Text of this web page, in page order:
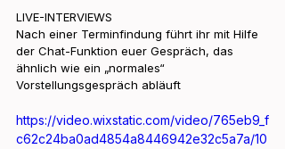
LIVE-INTERVIEWS
Nach einer Terminfindung führt ihr mit Hilfe
der Chat-Funktion euer Gespräch, das
ähnlich wie ein „normales“
Vorstellungsgespräch abläuft
https://video.wixstatic.com/video/765eb9_f
c62c24ba0ad4854a8446942e32c5a7a/10